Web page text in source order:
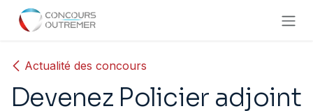
Se rendre au contenu
Actualité des concours
Devenez Policier adjoint